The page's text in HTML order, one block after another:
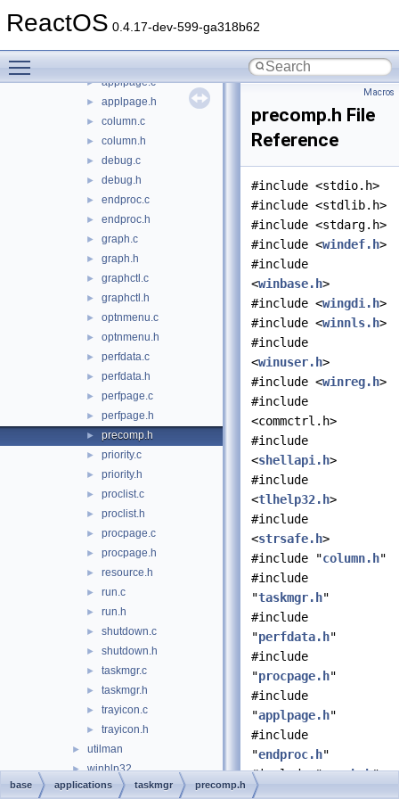
ReactOS 0.4.17-dev-599-ga318b62
► about.h
► applpage.c
► applpage.h
► column.c
► column.h
► debug.c
► debug.h
► endproc.c
► endproc.h
► graph.c
► graph.h
► graphctl.c
► graphctl.h
► optnmenu.c
► optnmenu.h
► perfdata.c
► perfdata.h
► perfpage.c
► perfpage.h
► precomp.h
► priority.c
► priority.h
► proclist.c
► proclist.h
► procpage.c
► procpage.h
► resource.h
► run.c
► run.h
► shutdown.c
► shutdown.h
► taskmgr.c
► taskmgr.h
► trayicon.c
► trayicon.h
► utilman
► winhlp32
► winver
Macros
precomp.h File
Reference
#include <stdio.h>
#include <stdlib.h>
#include <stdarg.h>
#include <windef.h>
#include
<winbase.h>
#include <wingdi.h>
#include <winnls.h>
#include
<winuser.h>
#include <winreg.h>
#include
<commctrl.h>
#include
<shellapi.h>
#include
<tlhelp32.h>
#include
<strsafe.h>
#include "column.h"
#include
"taskmgr.h"
#include
"perfdata.h"
#include
"procpage.h"
#include
"applpage.h"
#include
"endproc.h"
#include "graph.h"
#include
base applications taskmgr precomp.h